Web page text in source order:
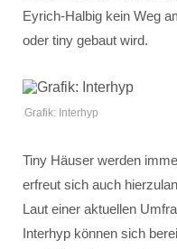
Eyrich-Halbig kein Weg
oder tiny gebaut wird.
Grafik: Interhyp
Tiny Häuser werden
erfreut sich auch
Laut einer aktuellen
Interhyp können sich